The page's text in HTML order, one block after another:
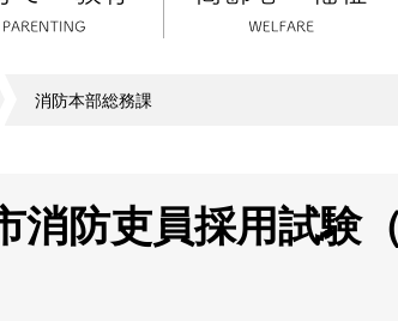
消防本部総務課
消防吏員採用試験